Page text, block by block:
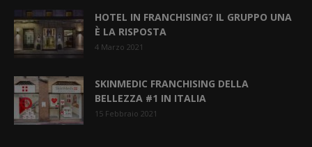
HOTEL IN FRANCHISING? IL GRUPPO UNA
È LA RISPOSTA
4 Marzo 2021
SKINMEDIC FRANCHISING DELLA
BELLEZZA #1 IN ITALIA
15 Febbraio 2021